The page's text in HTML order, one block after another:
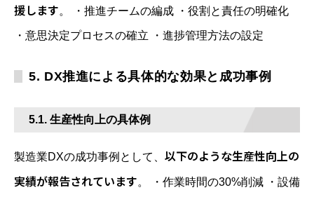
援します。 ・推進チームの編成 ・役割と責任の明確化
・意思決定プロセスの確立 ・進捗管理方法の設定
5. DX推進による具体的な効果と成功事例
5.1. 生産性向上の具体例
製造業DXの成功事例として、 以下のような生産性向上の
実績が報告されています。 ・作業時間の30%削減 ・設備